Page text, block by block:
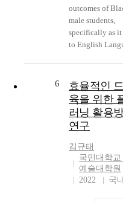
Villegas, 2011),
newcomer
(Short &
2000), English
Language
2009), and
education for
newcomer youth
(Salinas, 2006).
research might
examining how
Latino/a
students'
outcomes of
male students,
specifically as it
to English
some time. Data
consistently
Black male’
performance
behind the
of their White
counterparts.
Proponents of
culturally
6
효율적인
육을 위한
러닝 활용
연구
김규태
국민대학
예술대학원
2022
국